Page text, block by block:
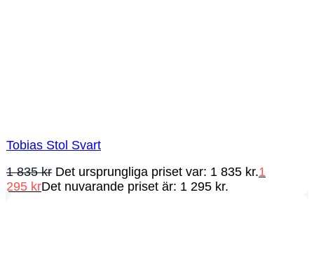
Tobias Stol Svart
1 835kr Det ursprungliga priset var: 1 835 kr.1
295 krDet nuvarande priset är: 1 295 kr.